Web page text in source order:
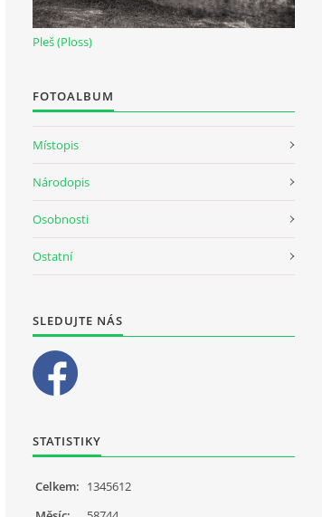
Pleš (Ploss)
FOTOALBUM
Místopis
Národopis
Osobnosti
Ostatní
SLEDUJTE NÁS
STATISTIKY
Celkem: 1345612